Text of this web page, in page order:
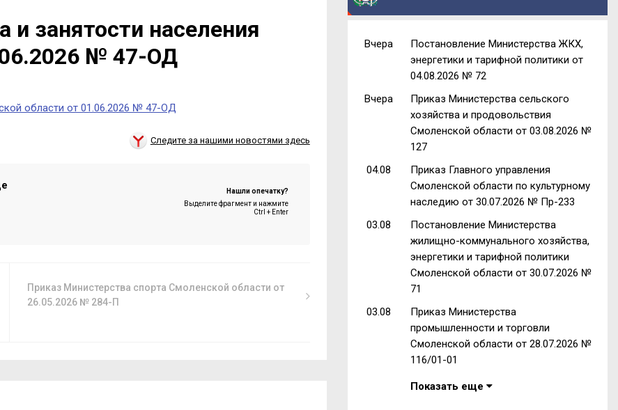
и занятости населения
№ 47-ОД
области от 01.06.2026 № 47-ОД
Следите за нашими новостями здесь
Нашли опечатку?
Выделите фрагмент и нажмите
Ctrl + Enter
Приказ Министерства спорта Смоленской области от
26.05.2026 № 284-П
Вчера
Постановление Министерства ЖКХ,
энергетики и тарифной политики от
04.08.2026 № 72
Вчера
Приказ Министерства сельского
хозяйства и продовольствия
Смоленской области от 03.08.2026 №
127
04.08
Приказ Главного управления
Смоленской области по культурному
наследию от 30.07.2026 № Пр-233
03.08
Постановление Министерства
жилищно-коммунального хозяйства,
энергетики и тарифной политики
Смоленской области от 30.07.2026 №
71
03.08
Приказ Министерства
промышленности и торговли
Смоленской области от 28.07.2026 №
116/01-01
Показать еще